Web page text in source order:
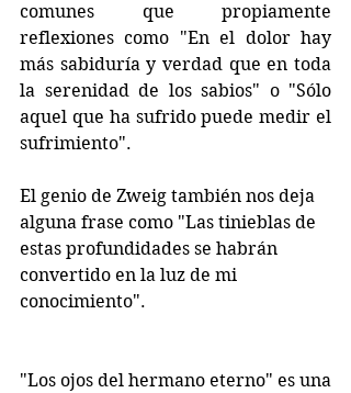
comunes que propiamente
reflexiones como "En el dolor hay
más sabiduría y verdad que en toda
la serenidad de los sabios" o "Sólo
aquel que ha sufrido puede medir el
sufrimiento".
El genio de Zweig también nos deja
alguna frase como "Las tinieblas de
estas profundidades se habrán
convertido en la luz de mi
conocimiento".
"Los ojos del hermano eterno" es una